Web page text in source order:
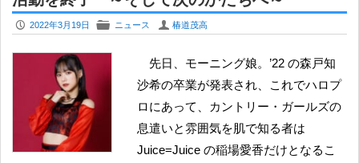
P 2022年3月19日 F ニュース U 椿道茂高
先日、モーニング娘。’22 の森戸知
沙希の卒業が発表され、これでハロプ
ロにあって、カントリー・ガールズの
息遣いと雰囲気を肌で知る者は
Juice=Juice の稲場愛香だけとなるこ